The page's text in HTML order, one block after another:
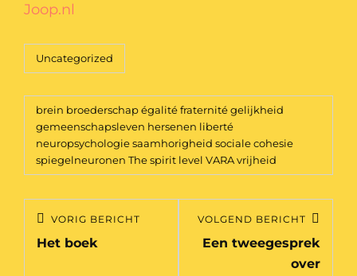
Joop.nl
Categorieën
Uncategorized
Tags,
brein broederschapégalitéfraternitégelijkheid
gemeenschapsleven hersenen liberté
neuropsychologiesaamhorigheid sociale cohesie
spiegelneuronen The spirit level VARAvrijheid
Bericht
navigatie
Vorig
bericht
VORIG BERICHT
Het boek
Volgend
bericht
VOLGEND BERICHT
Een tweegesprek
over